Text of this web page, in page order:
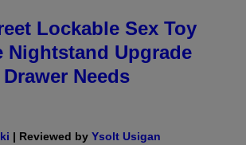
Lockable Sex Toy
Nightstand Upgrade
Needs
| Reviewed by Ysolt Usigan